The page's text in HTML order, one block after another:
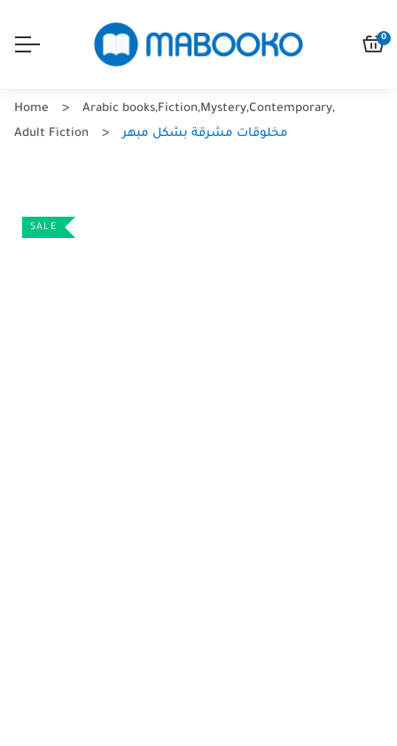
0
Home Arabic books,Fiction,Mystery,Contemporary,
Adult Fiction
مخلوقات مشرقة بشكل مبهر
SALE